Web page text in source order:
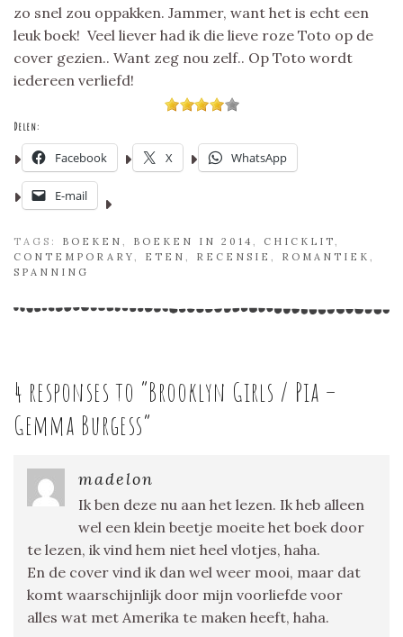
zo snel zou oppakken. Jammer, want het is echt een
leuk boek! Veel liever had ik die lieve roze Toto op de
cover gezien.. Want zeg nou zelf.. Op Toto wordt
iedereen verliefd!
Delen:
Facebook X WhatsApp
E-mail
TAGS: BOEKEN BOEKEN IN 2014 CHICKLIT
CONTEMPORARY
ETEN RECENSIE ROMANTIEK
SPANNING
4 responses to “Brooklyn Girls / Pia –
Gemma Burgess”
madelon
Ik ben deze nu aan het lezen. Ik heb alleen
wel een klein beetje moeite het boek door
te lezen, ik vind hem niet heel vlotjes, haha.
En de cover vind ik dan wel weer mooi, maar dat
komt waarschijnlijk door mijn voorliefde voor
alles wat met Amerika te maken heeft, haha.